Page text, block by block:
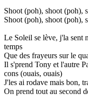
Shoot (poh), shoot (poh),
Shoot (poh), shoot (poh),
Le Soleil se lève, j'la sent
temps
Que des frayeurs sur le
Il s'prend Tony et l'autre
cons (ouais, ouais)
J'les ai rodave mais bon,
On prend tout au second